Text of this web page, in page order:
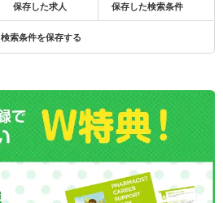
保存した求人 保存した検索条件
検索条件を保存する